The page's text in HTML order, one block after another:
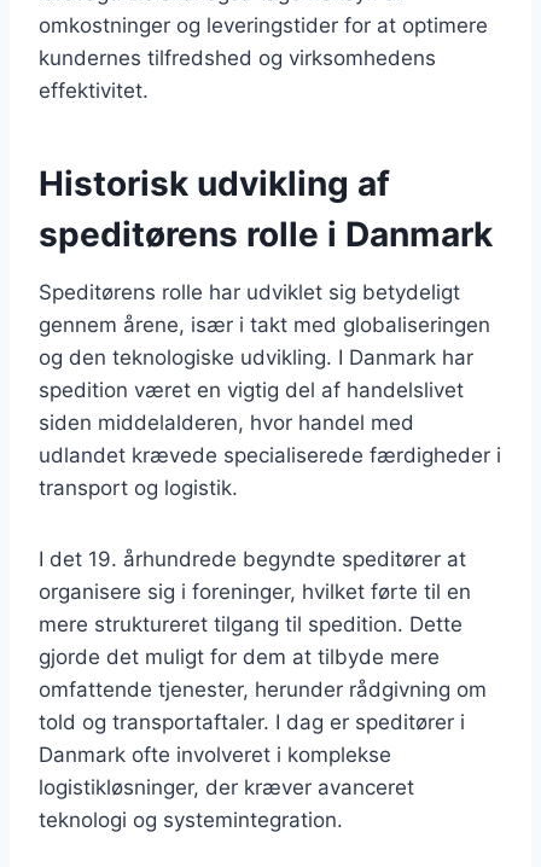
omkostninger og leveringstider for at optimere
kundernes tilfredshed og virksomhedens
effektivitet.
Historisk udvikling af
speditørens rolle i Danmark
Speditørens rolle har udviklet sig betydeligt
gennem årene, især i takt med globaliseringen
og den teknologiske udvikling. I Danmark har
spedition været en vigtig del af handelslivet
siden middelalderen, hvor handel med
udlandet krævede specialiserede færdigheder i
transport og logistik.
I det 19. århundrede begyndte speditører at
organisere sig i foreninger, hvilket førte til en
mere struktureret tilgang til spedition. Dette
gjorde det muligt for dem at tilbyde mere
omfattende tjenester, herunder rådgivning om
told og transportaftaler. I dag er speditører i
Danmark ofte involveret i komplekse
logistikløsninger, der kræver avanceret
teknologi og systemintegration.